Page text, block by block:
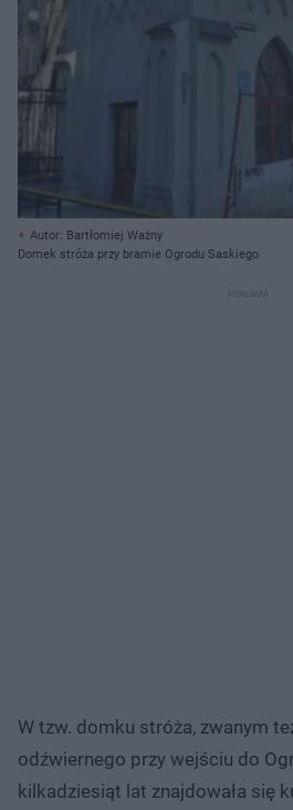
Autor: Bartłomiej Ważny
Domek stróża przy bramie Ogrodu Saskiego
W tzw. domku stróża, zwanym
odźwiernego przy wejściu do
kilkadziesiąt lat znajdowała się